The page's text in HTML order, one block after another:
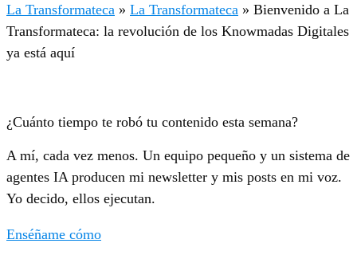
La Transformateca » La Transformateca » Bienvenido a La
Transformateca: la revolución de los Knowmadas Digitales
ya está aquí
¿Cuánto tiempo te robó tu contenido esta semana?
A mí, cada vez menos. Un equipo pequeño y un sistema de
agentes IA producen mi newsletter y mis posts en mi voz.
Yo decido, ellos ejecutan.
Enséñame cómo